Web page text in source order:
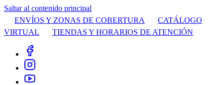
Saltar al contenido principal
ENVÍOS Y ZONAS DE COBERTURA
CATÁLOGO
VIRTUAL
TIENDAS Y HORARIOS DE ATENCIÓN